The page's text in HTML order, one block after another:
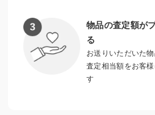
本箱の一例（設置場所は連絡会の
物品の査定額が
る
お送りいただいた
査定相当額をお客
す